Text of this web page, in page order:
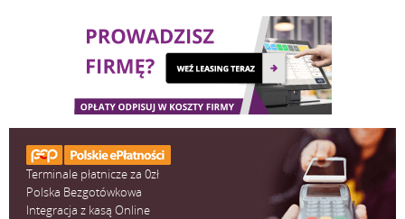
Terminale płatnicze za 0zł
Polska Bezgotówkowa
Integracja z kasą Online